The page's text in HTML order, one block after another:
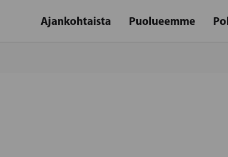
Ajankohtaista Puolueemme